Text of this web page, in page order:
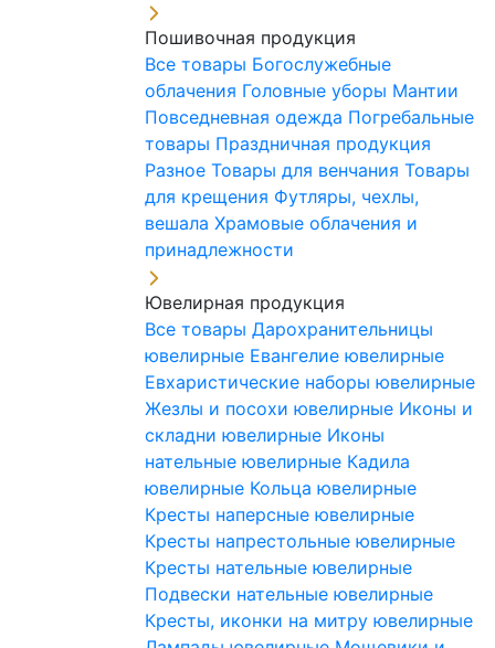
Пошивочная продукция
Все товары Богослужебные
облачения Головные уборы Мантии
Повседневная одежда Погребальные
товары Праздничная продукция
Разное Товары для венчания Товары
для крещения Футляры, чехлы,
вешала Храмовые облачения и
принадлежности
Ювелирная продукция
Все товары Дарохранительницы
ювелирные Евангелие ювелирные
Евхаристические наборы ювелирные
Жезлы и посохи ювелирные Иконы и
складни ювелирные Иконы
нательные ювелирные Кадила
ювелирные Кольца ювелирные
Кресты наперсные ювелирные
Кресты напрестольные ювелирные
Кресты нательные ювелирные
Подвески нательные ювелирные
Кресты, иконки на митру ювелирные